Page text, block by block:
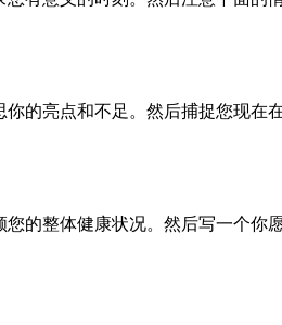
你的亮点和不足。然后捕捉您现在
您的整体健康状况。然后写一个你